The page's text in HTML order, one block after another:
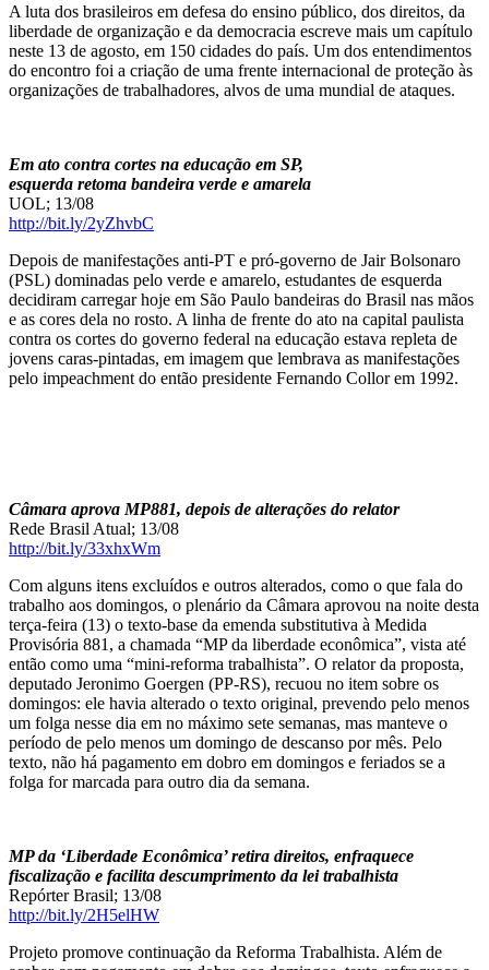
A luta dos brasileiros em defesa do ensino público, dos direitos, da
liberdade de organização e da democracia escreve mais um capítulo
neste 13 de agosto, em 150 cidades do país. Um dos entendimentos
do encontro foi a criação de uma frente internacional de proteção às
organizações de trabalhadores, alvos de uma mundial de ataques.
Em ato contra cortes na educação em SP,
esquerda retoma bandeira verde e amarela
UOL; 13/08
http://bit.ly/2yZhvbC
Depois de manifestações anti-PT e pró-governo de Jair Bolsonaro
(PSL) dominadas pelo verde e amarelo, estudantes de esquerda
decidiram carregar hoje em São Paulo bandeiras do Brasil nas mãos
e as cores dela no rosto. A linha de frente do ato na capital paulista
contra os cortes do governo federal na educação estava repleta de
jovens caras-pintadas, em imagem que lembrava as manifestações
pelo impeachment do então presidente Fernando Collor em 1992.
Câmara aprova MP881, depois de alterações do relator
Rede Brasil Atual; 13/08
http://bit.ly/33xhxWm
Com alguns itens excluídos e outros alterados, como o que fala do
trabalho aos domingos, o plenário da Câmara aprovou na noite desta
terça-feira (13) o texto-base da emenda substitutiva à Medida
Provisória 881, a chamada “MP da liberdade econômica”, vista até
então como uma “mini-reforma trabalhista”. O relator da proposta,
deputado Jeronimo Goergen (PP-RS), recuou no item sobre os
domingos: ele havia alterado o texto original, prevendo pelo menos
um folga nesse dia em no máximo sete semanas, mas manteve o
período de pelo menos um domingo de descanso por mês. Pelo
texto, não há pagamento em dobro em domingos e feriados se a
folga for marcada para outro dia da semana.
MP da ‘Liberdade Econômica’ retira direitos, enfraquece
fiscalização e facilita descumprimento da lei trabalhista
Repórter Brasil; 13/08
http://bit.ly/2H5elHW
Projeto promove continuação da Reforma Trabalhista. Além de